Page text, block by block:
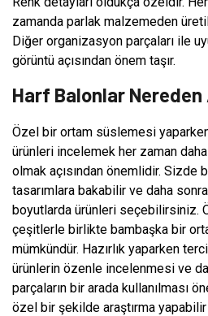
zamanda parlak malzemeden
Diğer organizasyon parçaları ile
görüntü açısından önem taşır.
Harf Balonlar Nereden
Özel bir ortam süslemesi
ürünleri incelemek her zaman
olmak açısından önemlidir. Sizde
tasarımlara bakabilir ve daha
boyutlarda ürünleri seçebilirsiniz.
çeşitlerle birlikte bambaşka bir
mümkündür. Hazırlık yaparken
ürünlerin özenle incelenmesi ve
parçaların bir arada kullanılması
özel bir şekilde araştırma yapabilir